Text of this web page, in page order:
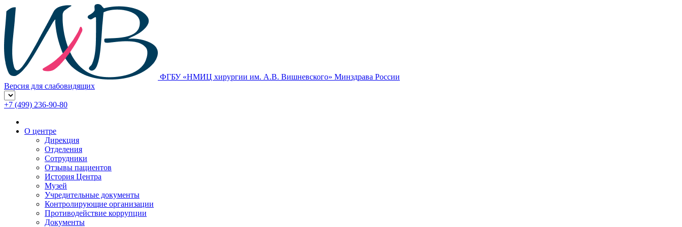
ФГБУ «НМИЦ хирургии им. А.В. Вишневского» Минздрава России
Версия для слабовидящих
+7 (499) 236-90-80
О центре
Дирекция
Отделения
Сотрудники
Отзывы пациентов
История Центра
Музей
Учредительные документы
Контролирующие организации
Противодействие коррупции
Документы